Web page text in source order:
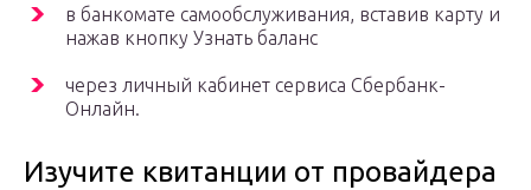
в банкомате самообслуживания, вставив карту и
нажав кнопку Узнать баланс
через личный кабинет сервиса Сбербанк-
Онлайн.
Изучите квитанции от провайдера